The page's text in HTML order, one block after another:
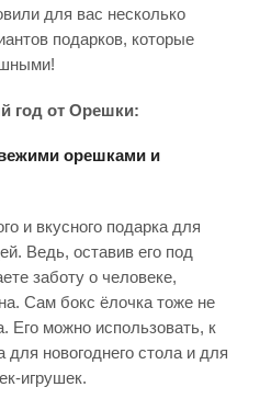
для вас несколько
подарков, которые
год от Орешки:
орешками и
и вкусного подарка для
Ведь, оставив его под
заботу о человеке,
Сам бокс ёлочка тоже не
Его можно использовать, к
для новогоднего стола и для
игрушек.